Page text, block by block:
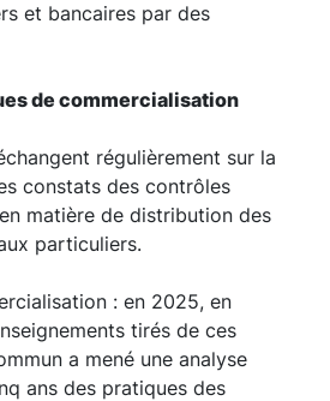
et bancaires par des
de commercialisation
régulièrement sur la
constats des contrôles
matière de distribution des
particuliers.
: en 2025, en
tirés de ces
a mené une analyse
ans des pratiques des